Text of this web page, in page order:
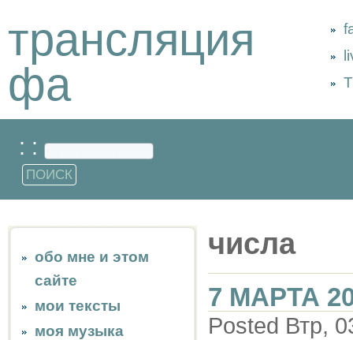
трансляция
фа
: :
обо мне и этом
сайте
мои тексты
моя музыка
числа
7 МАРТА
Posted Втр,